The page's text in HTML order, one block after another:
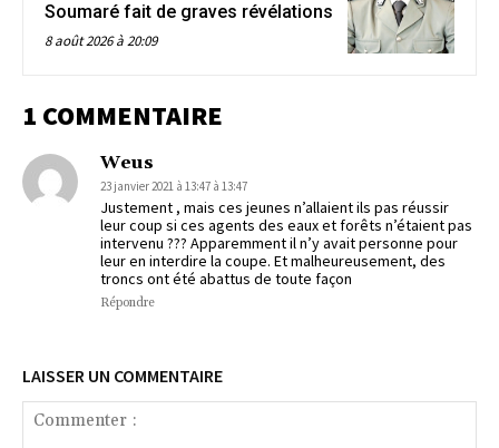
Soumaré fait de graves révélations
8 août 2026 à 20:09
1 COMMENTAIRE
Weus
23 janvier 2021 à 13:47 à 13:47
Justement , mais ces jeunes n’allaient ils pas réussir
leur coup si ces agents des eaux et forêts n’étaient pas
intervenu ??? Apparemment il n’y avait personne pour
leur en interdire la coupe. Et malheureusement, des
troncs ont été abattus de toute façon
Répondre
LAISSER UN COMMENTAIRE